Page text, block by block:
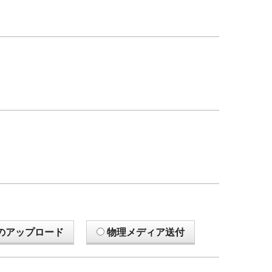
アップロード 物理メディア送付